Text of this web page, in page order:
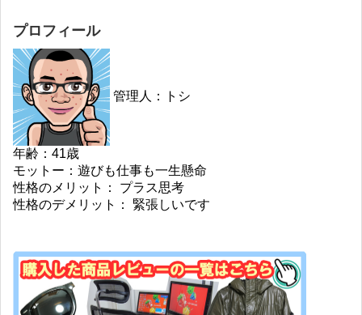
プロフィール
管理人：トシ
年齢：41歳
モットー：遊びも仕事も一生懸命
性格のメリット： プラス思考
性格のデメリット： 緊張しいです